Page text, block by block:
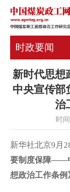
时政要闻
新时代思
中央宣传部
治
时
新华社北京9月
要制度保障——
想政治工作条例